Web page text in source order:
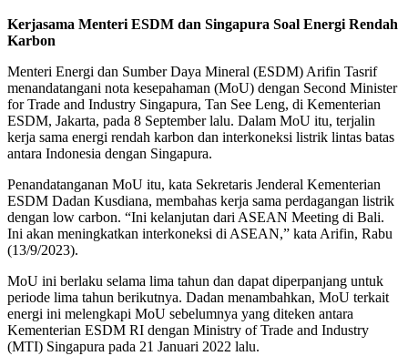
Kerjasama Menteri ESDM dan Singapura Soal Energi Rendah
Karbon
Menteri Energi dan Sumber Daya Mineral (ESDM) Arifin Tasrif
menandatangani nota kesepahaman (MoU) dengan Second Minister
for Trade and Industry Singapura, Tan See Leng, di Kementerian
ESDM, Jakarta, pada 8 September lalu. Dalam MoU itu, terjalin
kerja sama energi rendah karbon dan interkoneksi listrik lintas batas
antara Indonesia dengan Singapura.
Penandatanganan MoU itu, kata Sekretaris Jenderal Kementerian
ESDM Dadan Kusdiana, membahas kerja sama perdagangan listrik
dengan low carbon. “Ini kelanjutan dari ASEAN Meeting di Bali.
Ini akan meningkatkan interkoneksi di ASEAN,” kata Arifin, Rabu
(13/9/2023).
MoU ini berlaku selama lima tahun dan dapat diperpanjang untuk
periode lima tahun berikutnya. Dadan menambahkan, MoU terkait
energi ini melengkapi MoU sebelumnya yang diteken antara
Kementerian ESDM RI dengan Ministry of Trade and Industry
(MTI) Singapura pada 21 Januari 2022 lalu.